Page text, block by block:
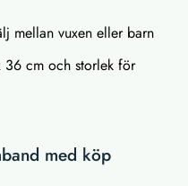
mellan vuxen eller barn
cm och storlek för
med köp